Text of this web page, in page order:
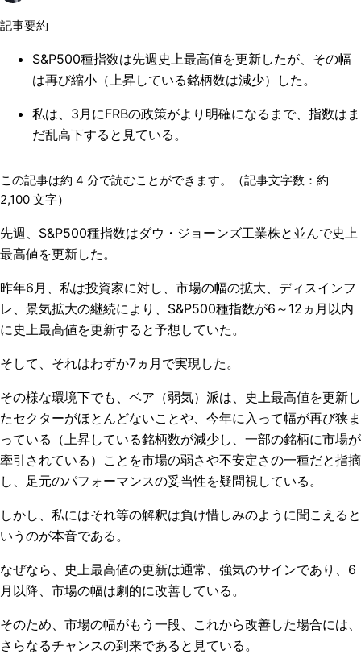
記事要約
S&P500種指数は先週史上最高値を更新したが、その幅
は再び縮小（上昇している銘柄数は減少）した。
私は、3月にFRBの政策がより明確になるまで、指数はま
だ乱高下すると見ている。
この記事は約 4 分で読むことができます。（記事文字数：約
2,100 文字）
先週、 S&P500種指数はダウ・ジョーンズ工業株と並んで史上
最高値を更新した。
昨年6月、私は投資家に対し、市場の幅の拡大、ディスインフ
レ、景気拡大の継続により、 S&P500種指数が6 ～ 12 ヵ月以内
に史上最高値を更新すると予想していた。
そして、それはわずか7ヵ月で実現した。
その様な環境下でも、ベア（弱気）派は、史上最高値を更新し
たセクターがほとんどないことや、今年に入って幅が再び狭ま
っている（上昇している銘柄数が減少し、一部の銘柄に市場が
牽引されている）ことを市場の弱さや不安定さの一種だと指摘
し、足元のパフォーマンスの妥当性を疑問視している。
しかし、私にはそれ等の解釈は負け惜しみのように聞こえると
いうのが本音である。
なぜなら、史上最高値の更新は通常、強気のサインであり、 6
月以降、市場の幅は劇的に改善している。
そのため、市場の幅がもう一段、これから改善した場合には、
さらなるチャンスの到来であると見ている。